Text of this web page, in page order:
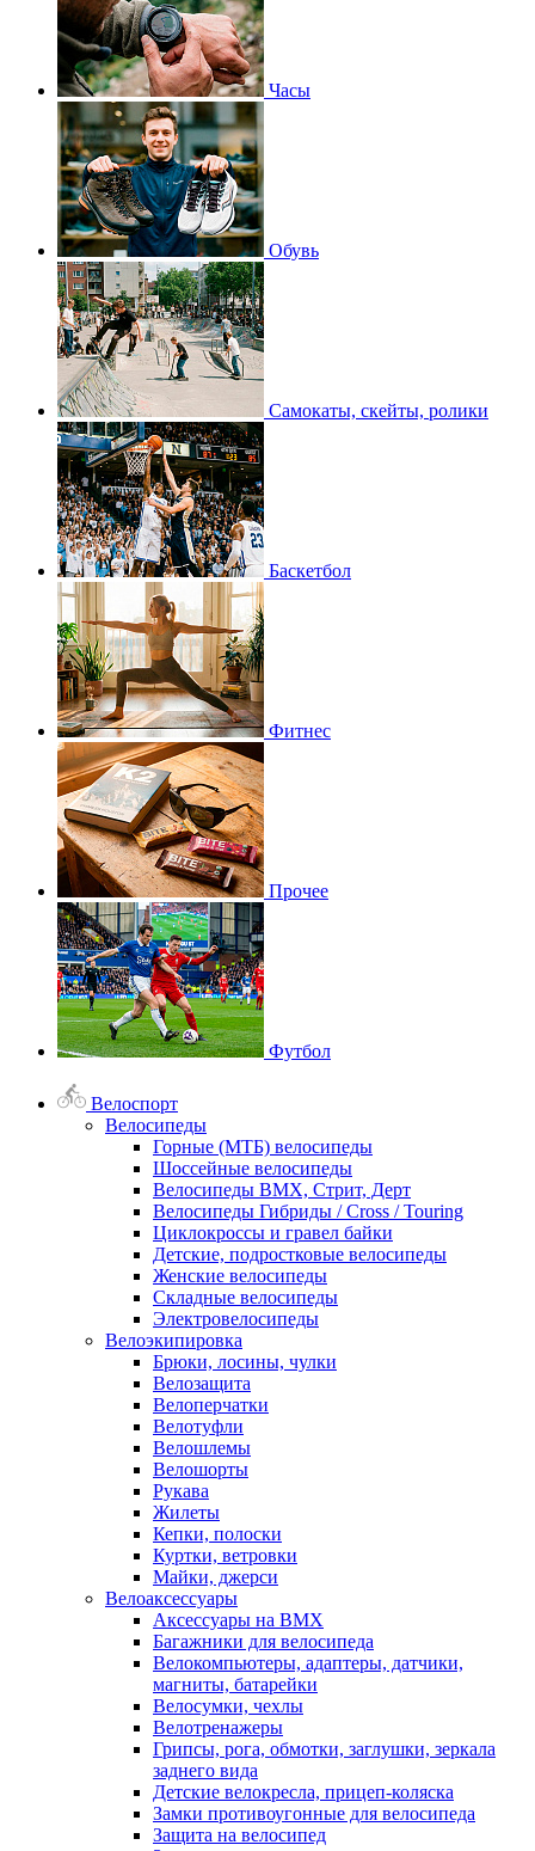
Часы
Обувь
Самокаты, скейты, ролики
Баскетбол
Фитнес
Прочее
Футбол
Велоспорт
Велосипеды
Горные (МТБ) велосипеды
Шоссейные велосипеды
Велосипеды BMX, Стрит, Дерт
Велосипеды Гибриды / Cross / Touring
Циклокроссы и гравел байки
Детские, подростковые велосипеды
Женские велосипеды
Складные велосипеды
Электровелосипеды
Велоэкипировка
Брюки, лосины, чулки
Велозащита
Велоперчатки
Велотуфли
Велошлемы
Велошорты
Рукава
Жилеты
Кепки, полоски
Куртки, ветровки
Майки, джерси
Велоаксессуары
Аксессуары на BMX
Багажники для велосипеда
Велокомпьютеры, адаптеры, датчики,
магниты, батарейки
Велосумки, чехлы
Велотренажеры
Грипсы, рога, обмотки, заглушки, зеркала
заднего вида
Детские велокресла, прицеп-коляска
Замки противоугонные для велосипеда
Защита на велосипед